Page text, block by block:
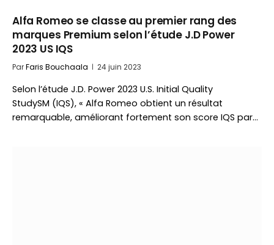
Alfa Romeo se classe au premier rang des
marques Premium selon l’étude J.D Power
2023 US IQS
ParFaris Bouchaala 24 juin 2023
Selon l’étude J.D. Power 2023 U.S. Initial Quality
StudySM (IQS), « Alfa Romeo obtient un résultat
remarquable, améliorant fortement son score IQS par…